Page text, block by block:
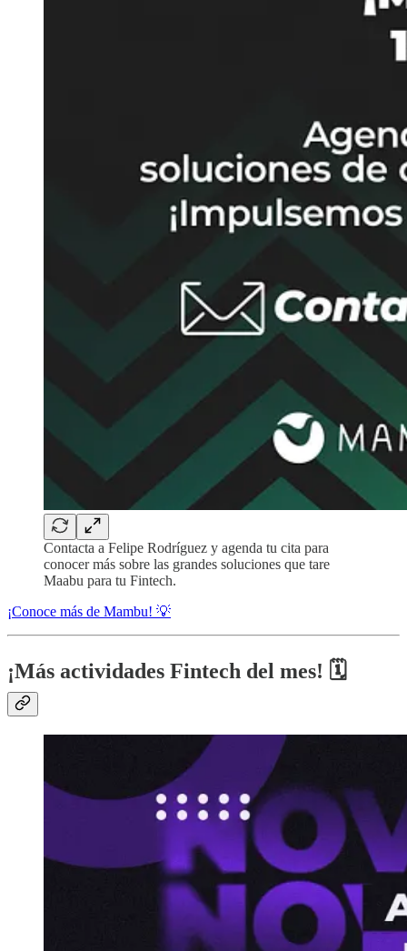
Contacta a Felipe Rodríguez y agenda tu cita para
conocer más sobre las grandes soluciones que tare
Maabu para tu Fintech.
¡Conoce más de Mambu! 💡
¡Más actividades Fintech del mes! 🗓️